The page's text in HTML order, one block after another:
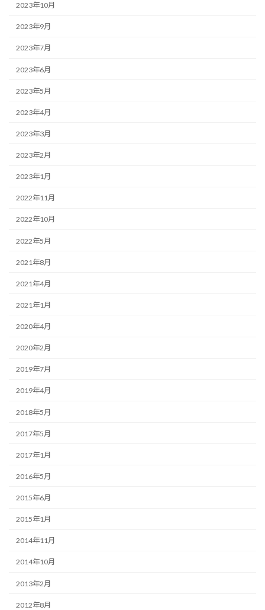
2023年10月
2023年9月
2023年7月
2023年6月
2023年5月
2023年4月
2023年3月
2023年2月
2023年1月
2022年11月
2022年10月
2022年5月
2021年8月
2021年4月
2021年1月
2020年4月
2020年2月
2019年7月
2019年4月
2018年5月
2017年5月
2017年1月
2016年5月
2015年6月
2015年1月
2014年11月
2014年10月
2013年2月
2012年8月